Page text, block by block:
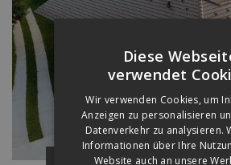
RundoMocca
Diese
verwendet
Wir verwenden Cookies, um
Anzeigen zu personalisieren
Datenverkehr zu analysieren.
Informationen über Ihre
Website auch an unsere